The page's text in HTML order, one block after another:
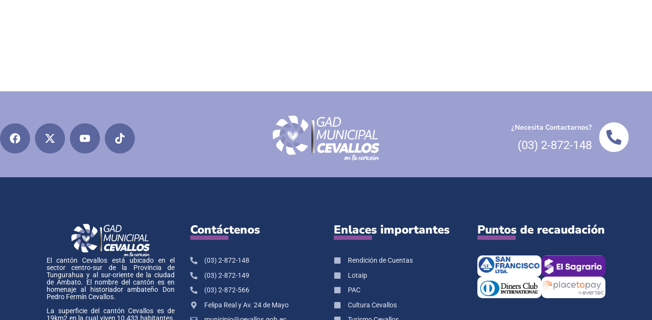
¿Necesita Contactarnos?
(03) 2-872-148
El cantón Cevallos está ubicado en el
sector centro-sur de la Provincia de
Tungurahua y al sur-oriente de la ciudad
de Ambato. El nombre del cantón es en
homenaje al historiador ambateño Don
Pedro Fermín Cevallos.
La superficie del cantón Cevallos es de
Contáctenos
(03) 2-872-148
(03) 2-872-149
(03) 2-872-566
Felipa Real y Av. 24 de Mayo
Enlaces importantes
Rendición de Cuentas
Lotaip
PAC
Cultura Cevallos
Puntos de recaudación